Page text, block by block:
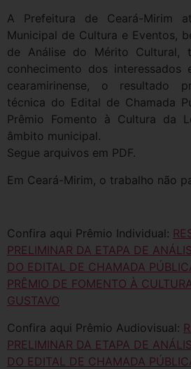
A Prefeitura de Ceará-Mirim
Municipal de Cultura e Eventos,
de Análise do Mérito Cultural,
conhecimento dos
cearamirinense, o resultado
técnica do Edital de Chamada
Prêmio Fomento à Cultura da
âmbito municipal.
Segue arquivos em PDF.
Em Ceará-Mirim, o trabalho não
Confira aqui Prêmio Individual:
PRELIMINAR DA ETAPA DE
DO EDITAL DE CHAMADA
PRÊMIO DE FOMENTO À
GUSTAVO
Confira aqui Prêmio Audiovisual:
PRELIMINAR DA ETAPA DE
DO EDITAL DE CHAMADA